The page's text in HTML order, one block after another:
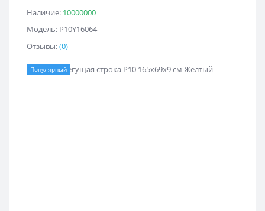
Наличие: 10000000
Модель: Р10Y16064
Отзывы:(0)
Популярный